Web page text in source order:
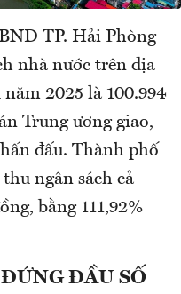
TP. Hải Phòng
nhà nước trên địa
2025 là 100.994
Trung ương giao,
đấu. Thành phố
ngân sách cả
bằng 111,92%
ĐẦU SỐ